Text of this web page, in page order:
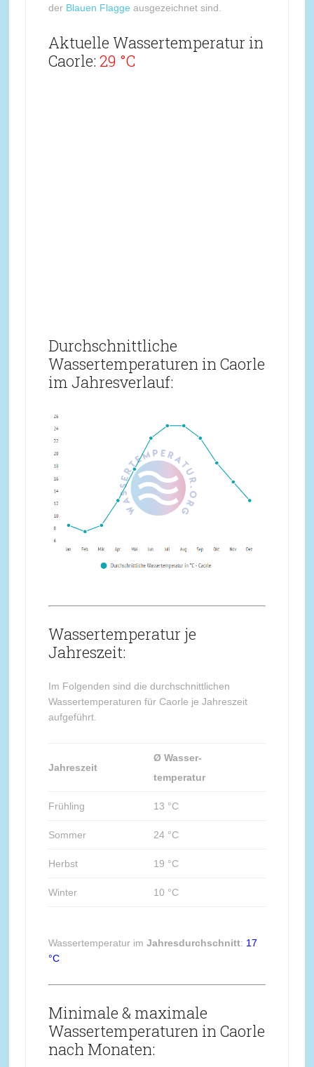
der Blauen Flagge ausgezeichnet sind.
Aktuelle Wassertemperatur in
Caorle: 29 °C
Durchschnittliche
Wassertemperaturen in Caorle
im Jahresverlauf:
Wassertemperatur je
Jahreszeit:
Im Folgenden sind die durchschnittlichen
Wassertemperaturen für Caorle je Jahreszeit
aufgeführt.
Jahreszeit
Ø Wasser-
temperatur
Frühling 13 °C
Sommer 24 °C
Herbst 19 °C
Winter 10 °C
Wassertemperatur im Jahresdurchschnitt: 17
°C
Minimale & maximale
Wassertemperaturen in Caorle
nach Monaten: